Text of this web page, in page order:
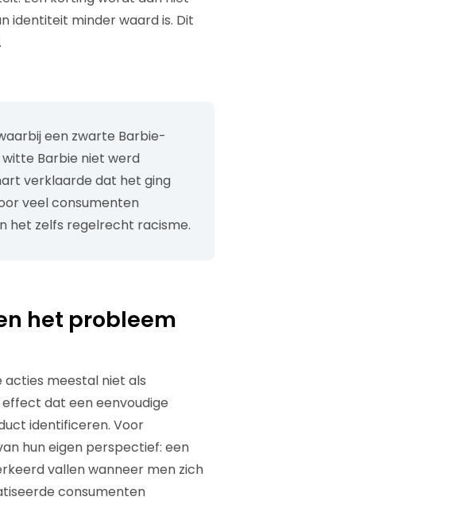
identiteit minder waard is. Dit
een zwarte Barbie-
Barbie niet werd
verklaarde dat het ging
veel consumenten
het zelfs regelrecht racisme.
het probleem
meestal niet als
dat een eenvoudige
identificeren. Voor
hun eigen perspectief: een
vallen wanneer men zich
consumenten